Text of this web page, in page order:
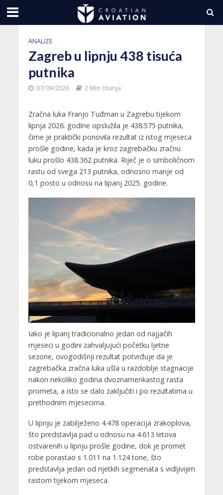
ANALIZE
Zagreb u lipnju 438 tisuća
putnika
07/09/2026 2 Min čitanja
Zračna luka Franjo Tuđman u Zagrebu tijekom
lipnja 2026. godine opslužila je 438.575 putnika,
čime je praktički ponovila rezultat iz istog mjeseca
prošle godine, kada je kroz zagrebačku zračnu
luku prošlo 438.362 putnika. Riječ je o simboličnom
rastu od svega 213 putnika, odnosno manje od
0,1 posto u odnosu na lipanj 2025. godine.
Iako je lipanj tradicionalno jedan od najjačih
mjeseci u godini zahvaljujući početku ljetne
sezone, ovogodišnji rezultat potvrđuje da je
zagrebačka zračna luka ušla u razdoblje stagnacije
nakon nekoliko godina dvoznamenkastog rasta
prometa, a isto se dalo zaključiti i po rezultatima u
prethodnim mjesecima.
U lipnju je zabilježeno 4.478 operacija zrakoplova,
što predstavlja pad u odnosu na 4.613 letova
ostvarenih u lipnju prošle godine, dok je promet
robe porastao s 1.011 na 1.124 tone, što
predstavlja jedan od rijetkih segmenata s vidljivijim
rastom tijekom mjeseca.